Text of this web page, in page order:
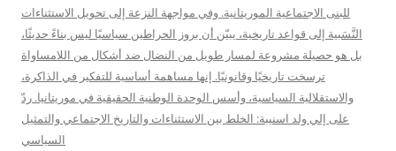
للبنى الاجتماعية الموريتانية. وفي مواجهة النزعة إلى تحويل الاستثناءات
النَّسَبية إلى قواعد تاريخية، يبيّن أن بروز الحراطين سياسيًا ليس بناءً حديثًا،
بل هو حصيلة مشروعة لمسار طويل من النضال ضد أشكال من اللامساواة
ترسخت تاريخيًا وقانونيًا. إنها مساهمة أساسية للتفكير في الذاكرة،
والاستقلالية السياسية، وأسس الوحدة الوطنية الحقيقية في موريتانيا. ردّ
على إلي ولد اسنيبة: الخلط بين الاستثناءات والتاريخ الاجتماعي والتمثيل
السياسي